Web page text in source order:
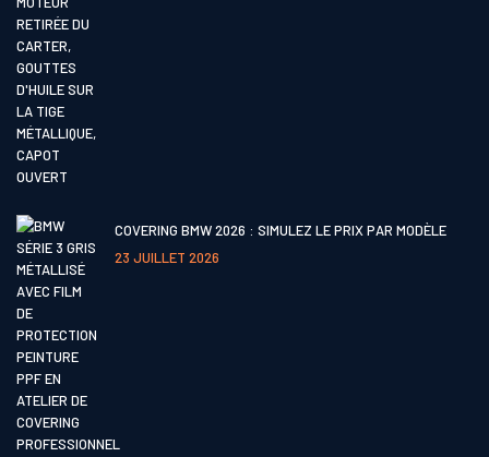
COVERING BMW 2026 : SIMULEZ LE PRIX PAR MODÈLE
23 JUILLET 2026